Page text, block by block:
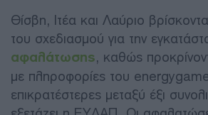
Θίσβη, Ιτέα και Λαύριο
του σχεδιασμού για την
αφαλάτωσης, καθώς
με πληροφορίες του
επικρατέστερες μεταξύ έξι